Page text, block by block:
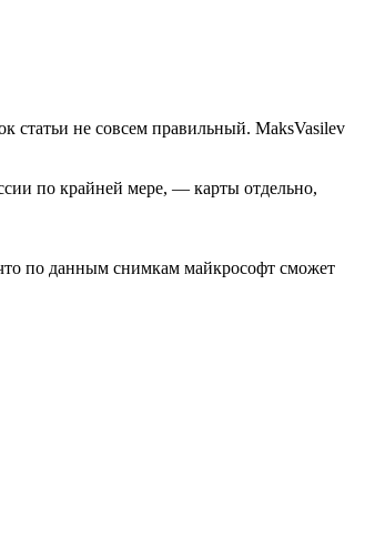
статьи не совсем правильный. MaksVasilev
по крайней мере, — карты отдельно,
по данным снимкам майкрософт сможет